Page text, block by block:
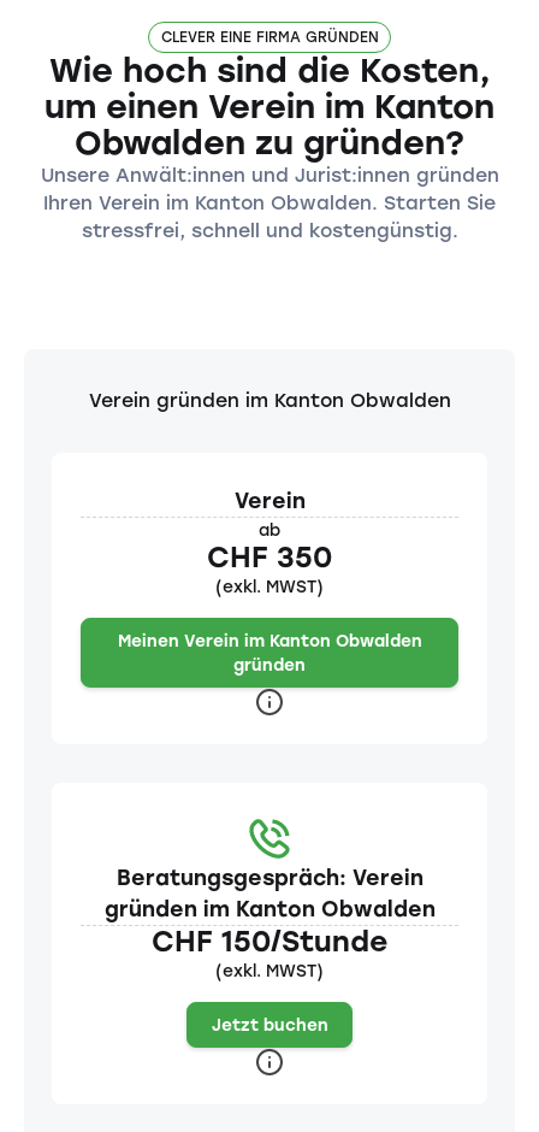
CLEVER EINE FIRMA GRÜNDEN
Wie hoch sind die Kosten,
um einen Verein im Kanton
Obwalden zu gründen?
Unsere Anwält:innen und Jurist:innen gründen
Ihren Verein im Kanton Obwalden. Starten Sie
stressfrei, schnell und kostengünstig.
Verein gründen im Kanton Obwalden
Verein
ab
CHF 350
(exkl. MWST)
Meinen Verein im Kanton Obwalden
gründen
Beratungsgespräch: Verein
gründen im Kanton Obwalden
CHF 150/Stunde
(exkl. MWST)
Jetzt buchen